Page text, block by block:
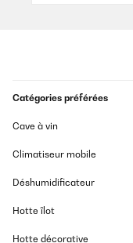
verarbeitet, kann
Amazon-Benutzer
Traduire
Catégories préférées
Cave à vin
Climatiseur mobile
Déshumidificateur
Hotte îlot
Hotte décorative